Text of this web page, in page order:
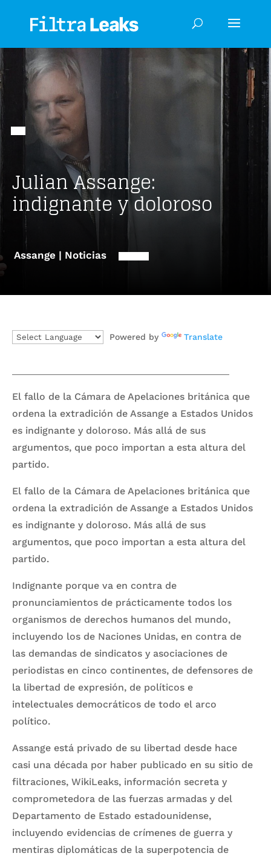
Julian Assange:
indignante y doloroso
Assange | Noticias
Powered by Translate
El fallo de la Cámara de Apelaciones británica que
ordena la extradición de Assange a Estados Unidos
es indignante y doloroso. Más allá de sus
argumentos, que poco importan a esta altura del
partido.
El fallo de la Cámara de Apelaciones británica que
ordena la extradición de Assange a Estados Unidos
es indignante y doloroso. Más allá de sus
argumentos, que poco importan a esta altura del
partido.
Indignante porque va en contra de
pronunciamientos de prácticamente todos los
organismos de derechos humanos del mundo,
incluyendo los de Naciones Unidas, en contra de
las demandas de sindicatos y asociaciones de
periodistas en cinco continentes, de defensores de
la libertad de expresión, de políticos e
intelectuales democráticos de todo el arco
político.
Assange está privado de su libertad desde hace
casi una década por haber publicado en su sitio de
filtraciones, WikiLeaks, información secreta y
comprometedora de las fuerzas armadas y del
Departamento de Estado estadounidense,
incluyendo evidencias de crímenes de guerra y
mentiras diplomáticas de la superpotencia de